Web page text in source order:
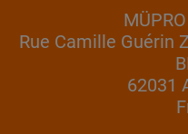
Rue Camille Guérin
62031